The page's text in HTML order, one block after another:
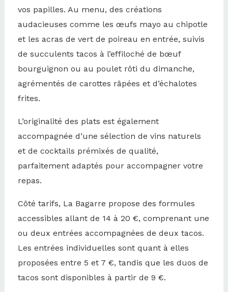
vos papilles. Au menu, des créations
audacieuses comme les œufs mayo au chipotle
et les acras de vert de poireau en entrée, suivis
de succulents tacos à l’effiloché de bœuf
bourguignon ou au poulet rôti du dimanche,
agrémentés de carottes râpées et d’échalotes
frites.
L’originalité des plats est également
accompagnée d’une sélection de vins naturels
et de cocktails prémixés de qualité,
parfaitement adaptés pour accompagner votre
repas.
Côté tarifs, La Bagarre propose des formules
accessibles allant de 14 à 20 €, comprenant une
ou deux entrées accompagnées de deux tacos.
Les entrées individuelles sont quant à elles
proposées entre 5 et 7 €, tandis que les duos de
tacos sont disponibles à partir de 9 €.